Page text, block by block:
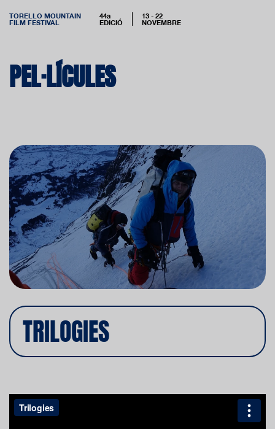
TORELLO MOUNTAIN
FILM FESTIVAL
44a
EDICIÓ
13 - 22
NOVEMBRE
PEL·LÍCULES
TRILOGIES